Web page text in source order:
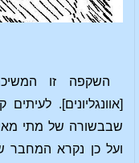
השקפה זו
[אוונגליונים].
שבבשורה של מתי
ועל כן נקרא המחבר